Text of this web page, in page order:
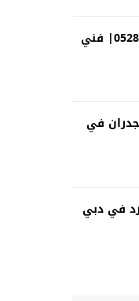
نجار في دبى |0528959204| فني
في
في دبي